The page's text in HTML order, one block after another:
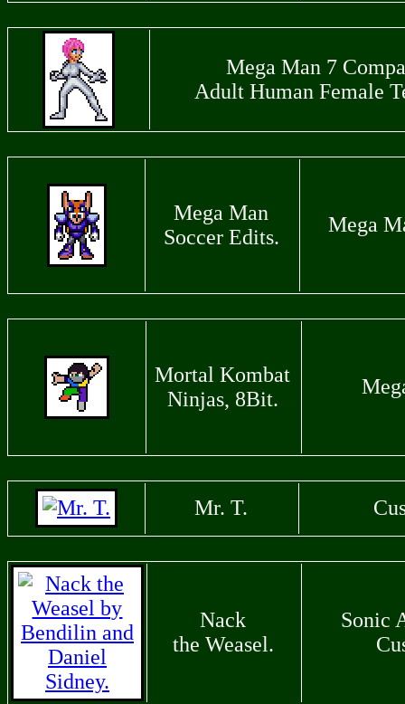
Mega Man 7
Adult Human Female
Mega Man
Soccer Edits.
Mega
Mortal Kombat
Ninjas, 8Bit.
Mr. T.
Nack
the Weasel.
Sonic